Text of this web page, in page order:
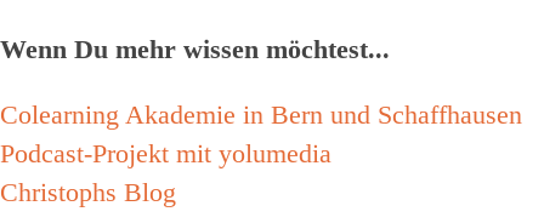
Wenn Du mehr wissen möchtest...
Colearning Akademie in Bern und Schaffhausen
Podcast-Projekt mit yolumedia
Christophs Blog